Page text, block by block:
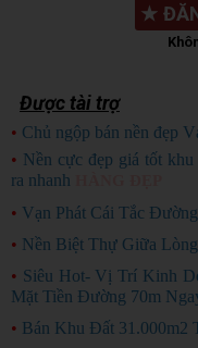
★
Được tài trợ
• Chủ ngộp bán nền đẹp
• Nền cực đẹp giá tốt
ra nhanh
• Vạn Phát Cái Tắc
• Nền Biệt Thự Giữa
• Siêu Hot- Vị Trí Kinh
Mặt Tiền Đường 70m
• Bán Khu Đất 31.000m2